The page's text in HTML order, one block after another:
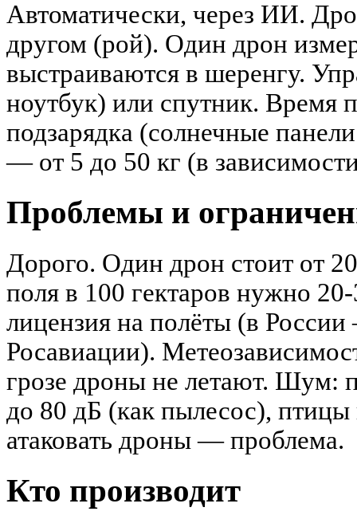
Автоматически, через ИИ.
другом (рой). Один дрон
выстраиваются в шеренгу.
ноутбук) или спутник. Время
подзарядка (солнечные
— от 5 до 50 кг (в
Проблемы и
Дорого. Один дрон стоит от
поля в 100 гектаров нужно
лицензия на полёты (в
Росавиации).
грозе дроны не летают. Шум:
до 80 дБ (как пылесос),
атаковать дроны — проблема.
Кто производит